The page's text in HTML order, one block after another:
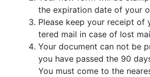
the expi­ra­tion date of your
Please keep your receipt
tered mail in case of lost
Your doc­u­ment can not be
you have passed the 90
You must come to the